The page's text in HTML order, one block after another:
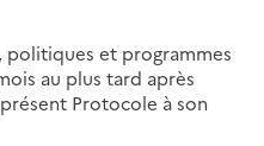
politiques et programmes
au plus tard après
Protocole à son